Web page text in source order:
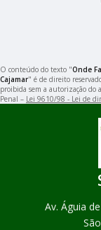
O conteúdo do texto "Onde
Cajamar" é de direito
proibida sem a autorização
Penal – Lei 9610/98 - Lei de
Av. Águia